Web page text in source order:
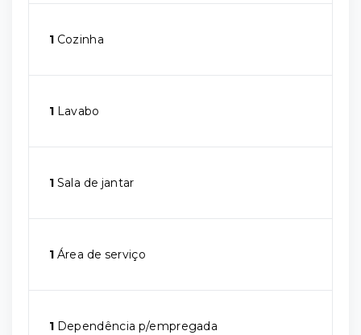
1 Cozinha
1 Lavabo
1 Sala de jantar
1 Área de serviço
1 Dependência p/empregada